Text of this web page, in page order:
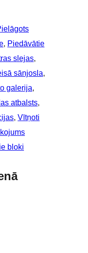
, Piedāvātie
slejas
sānjosla
galerija
atbalsts
, Vītņoti
bloki